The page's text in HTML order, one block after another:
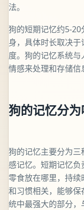
法。
狗的短期记忆约5-
身，具体时长取决
度。狗的记忆系统
情感来处理和存储信
狗的记忆分
狗的记忆主要分为
感记忆。短期记忆
零食放在哪里，持
和习惯相关，能够
统中最强大的部分